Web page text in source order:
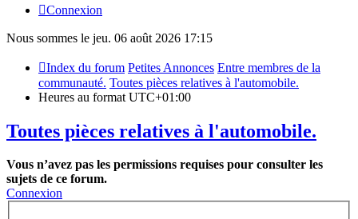
Connexion
Nous sommes le jeu. 06 août 2026 17:15
Index du forum Petites Annonces Entre membres de la
communauté. Toutes pièces relatives à l'automobile.
Heures au format UTC+01:00
Toutes pièces relatives à l'automobile.
Vous n’avez pas les permissions requises pour consulter les
sujets de ce forum.
Connexion